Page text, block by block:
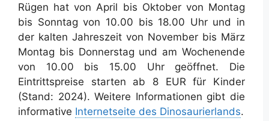
Rügen hat von April bis Oktober von Montag
bis Sonntag von 10.00 bis 18.00 Uhr und in
der kalten Jahreszeit von November bis März
Montag bis Donnerstag und am Wochenende
von 10.00 bis 15.00 Uhr geöffnet. Die
Eintrittspreise starten ab 8 EUR für Kinder
(Stand: 2024). Weitere Informationen gibt die
informative Internetseite des Dinosaurierlands.